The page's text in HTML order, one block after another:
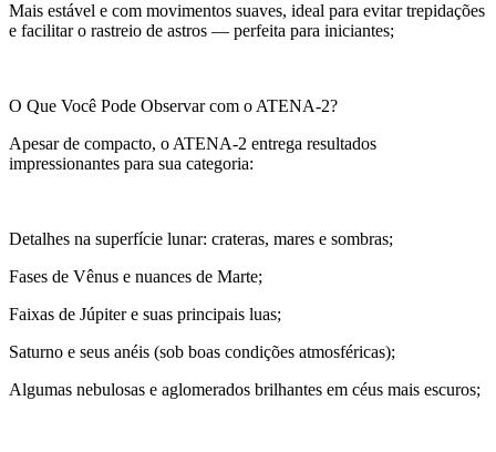
Mais estável e com movimentos suaves, ideal para evitar trepidações
e facilitar o rastreio de astros — perfeita para iniciantes;
O Que Você Pode Observar com o ATENA-2?
Apesar de compacto, o ATENA-2 entrega resultados
impressionantes para sua categoria:
Detalhes na superfície lunar: crateras, mares e sombras;
Fases de Vênus e nuances de Marte;
Faixas de Júpiter e suas principais luas;
Saturno e seus anéis (sob boas condições atmosféricas);
Algumas nebulosas e aglomerados brilhantes em céus mais escuros;